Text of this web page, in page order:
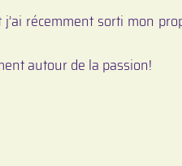
récemment sorti mon
autour de la passion!